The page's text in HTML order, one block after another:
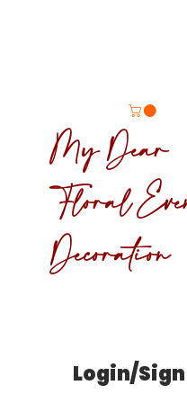
My Dear
Floral
Decoration
Login/